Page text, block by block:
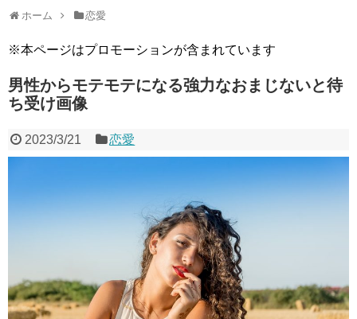
ホーム 恋愛
※本ページはプロモーションが含まれています
男性からモテモテになる強力なおまじないと待
ち受け画像
2023/3/21 恋愛